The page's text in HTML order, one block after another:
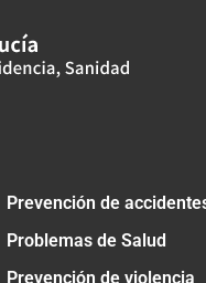
Prevención de
Problemas de Salud
Prevención de violencia